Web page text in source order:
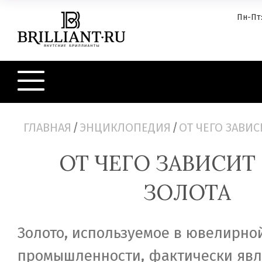
Пн-
ГЛАВНАЯ / ЭНЦИКЛОПЕДИЯ / ОТ ЧЕГО
ОТ ЧЕГО ЗАВИСИТ
ЗОЛОТА
Золото, используемое в
промышленности, фактически